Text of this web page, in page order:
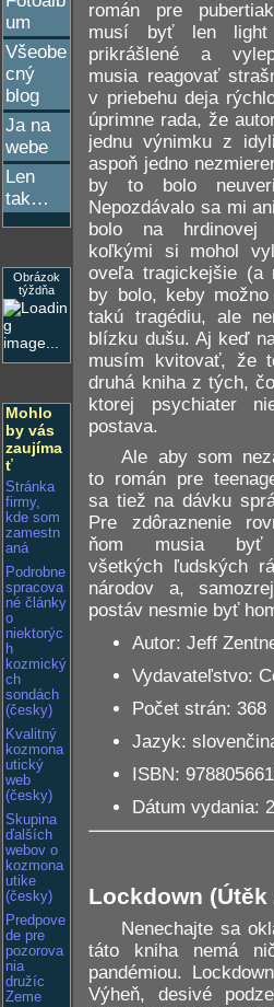
um
Všeobe
cný
blog
Ja na
webe
Len
tak…
Obrázok
týždňa
Mohlo
by vás
zaujíma
ť
Stránka
firmy,
kde som
zamestn
aná
Podrobne
spracova
né články
o
niektorýc
h
kozmický
ch
sondách
(česky)
Kvalitný
kozmona
utický
web
(česky)
Skupina
ďalších
webov o
kozmona
utike
(česky)
Predpove
de pre
pozorova
nia
družíc
Zeme
román pre
musí byť len
prikrášlené a
musia reagovať
v priebehu deja
úprimne rada, že
jednu výnimku z
aspoň jedno
by to bolo
Nepozdávalo sa mi
bolo na hrdinovej
koľkými si mohol
oveľa tragickejšie (a
by bolo, keby
takú tragédiu, ale
blízku dušu. Aj keď
musím kvitovať, že
druhá kniha z tých,
ktorej psychiater
postava.
Ale aby som
to román pre
sa tiež na dávku
Pre zdôraznenie
ňom musia byť
všetkých ľudských
národov a,
postáv nesmie byť
Autor: Jeff
Vydavateľstvo:
Počet strán: 368
Jazyk:
ISBN:
Dátum vydania:
Lockdown (Útěk
Nenechajte sa
táto kniha nemá
pandémiou.
Výheň, desivé